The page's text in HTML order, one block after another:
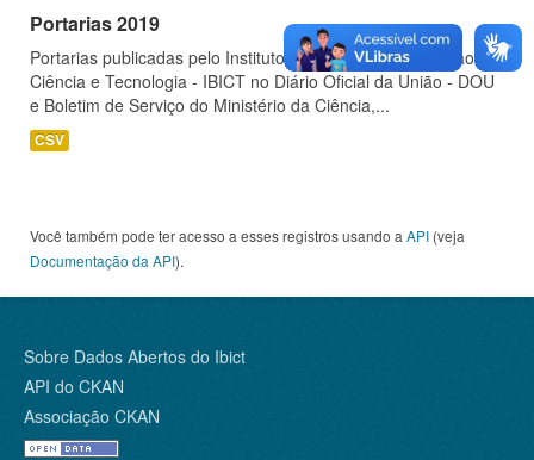
Portarias 2019
Portarias publicadas pelo Instituto Brasileiro de Informação em
Ciência e Tecnologia - IBICT no Diário Oficial da União - DOU
e Boletim de Serviço do Ministério da Ciência,...
CSV
Você também pode ter acesso a esses registros usando a API (veja
Documentação da API).
Sobre Dados Abertos do Ibict
API do CKAN
Associação CKAN